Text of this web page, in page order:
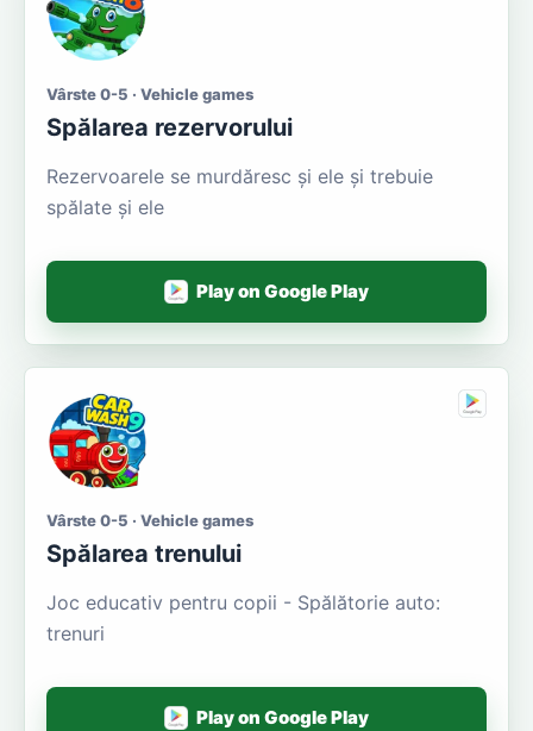
Vârste 0-5 · Vehicle games
Spălarea rezervorului
Rezervoarele se murdăresc și ele și trebuie
spălate și ele
Play on Google Play
Vârste 0-5 · Vehicle games
Spălarea trenului
Joc educativ pentru copii - Spălătorie auto:
trenuri
Play on Google Play